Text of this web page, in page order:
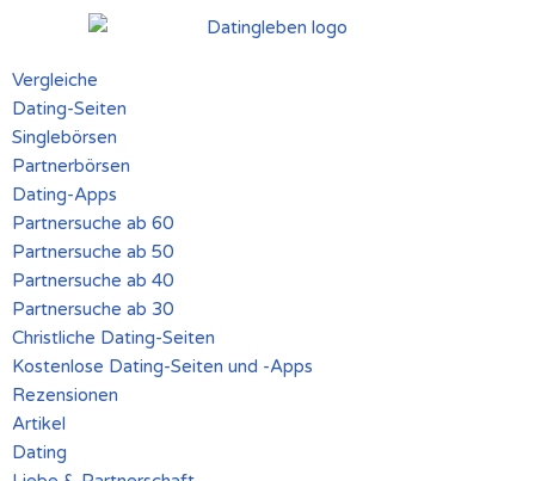
Inhalt
springen
Vergleiche
Dating-Seiten
Singlebörsen
Partnerbörsen
Dating-Apps
Partnersuche ab 60
Partnersuche ab 50
Partnersuche ab 40
Partnersuche ab 30
Christliche Dating-Seiten
Kostenlose Dating-Seiten und -Apps
Rezensionen
Artikel
Dating